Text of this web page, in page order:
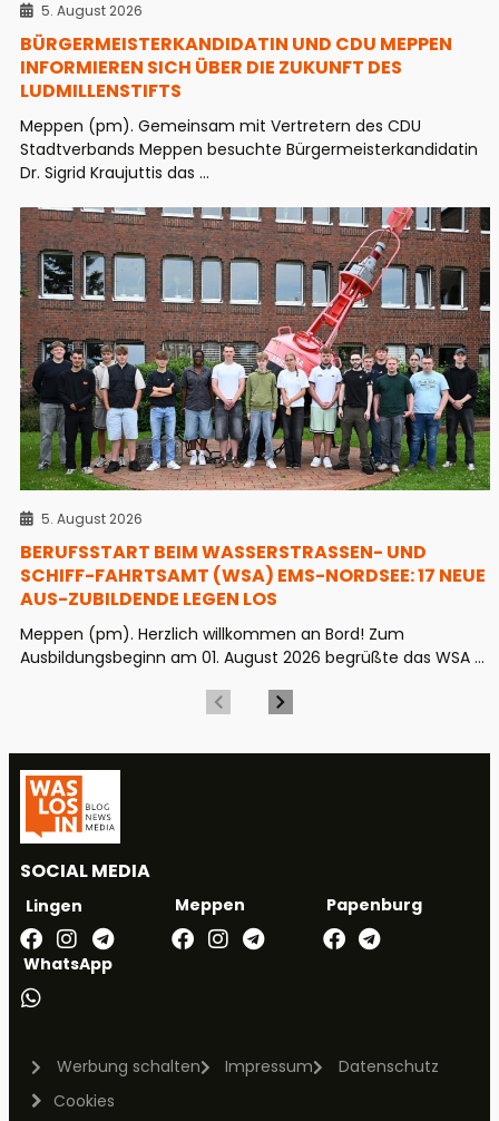
5. August 2026
BÜRGERMEISTERKANDIDATIN UND CDU MEPPEN
INFORMIEREN SICH ÜBER DIE ZUKUNFT DES
LUDMILLENSTIFTS
Meppen (pm). Gemeinsam mit Vertretern des CDU
Stadtverbands Meppen besuchte Bürgermeisterkandidatin
Dr. Sigrid Kraujuttis das ...
5. August 2026
BERUFSSTART BEIM WASSERSTRASSEN- UND S
CHIFF-FAHRTSAMT (WSA) EMS-NORDSEE: 17 NEUE A
US-ZUBILDENDE LEGEN LOS
Meppen (pm). Herzlich willkommen an Bord! Zum
Ausbildungsbeginn am 01. August 2026 begrüßte das WSA ...
SOCIAL MEDIA
Lingen Meppen Papenburg
WhatsApp
Werbung schalten Impressum
Datenschutz
Cookies